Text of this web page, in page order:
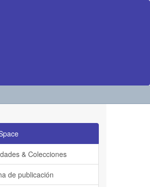
& Colecciones
de publicación